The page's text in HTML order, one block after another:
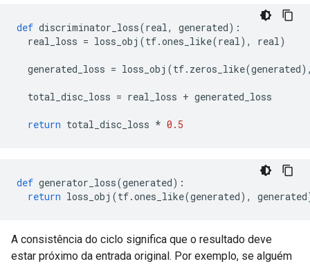
def discriminator_loss(real, generated):
real_loss = loss_obj (tf.ones_like(real), real)
generated_loss = loss_obj (tf. zeros_like(generated
total_disc_loss = real_loss + generated_loss
return total_disc_loss * 0.5
def generator_loss(generated):
return loss_obj (tf.ones_like(generated), generated
A consistência do ciclo significa que o resultado deve
estar próximo da entrada original. Por exemplo, se alguém